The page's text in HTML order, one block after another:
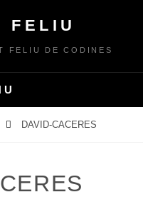
FELIU
FELIU DE CODINES
DAVID-CACERES